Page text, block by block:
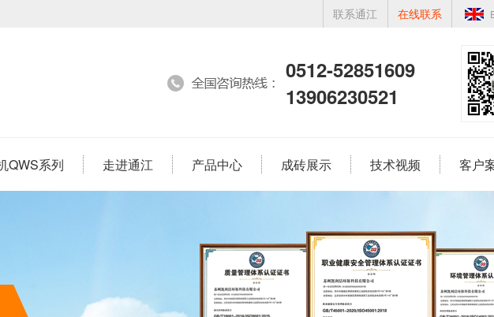
联系通江 在线联系
0512-52851609
13906230521
QWS系列 走进通江 产品中心 成砖展示 技术视频 客户